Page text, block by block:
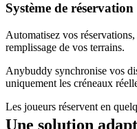
Système de
Automatisez vos
remplissage de vos terrains.
Anybuddy synchronise vos
uniquement les créneaux
Les joueurs réservent en
Une solution